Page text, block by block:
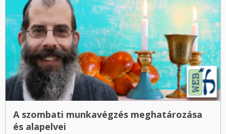
A szombati munkavégzés meghatározása
és alapelvei